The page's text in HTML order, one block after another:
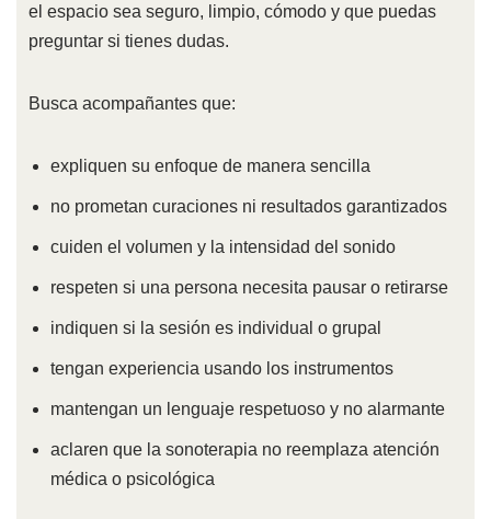
el espacio sea seguro, limpio, cómodo y que puedas
preguntar si tienes dudas.
Busca acompañantes que:
expliquen su enfoque de manera sencilla
no prometan curaciones ni resultados garantizados
cuiden el volumen y la intensidad del sonido
respeten si una persona necesita pausar o retirarse
indiquen si la sesión es individual o grupal
tengan experiencia usando los instrumentos
mantengan un lenguaje respetuoso y no alarmante
aclaren que la sonoterapia no reemplaza atención
médica o psicológica